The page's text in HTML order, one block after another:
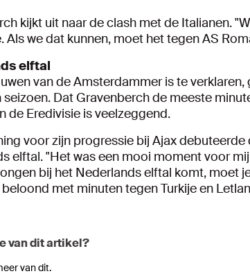
kijkt uit naar de clash met de Italianen.
Als we dat kunnen, moet het tegen AS
elftal
van de Amsterdammer is te
Dat Gravenberch de meeste
de Eredivisie is veelzeggend.
voor zijn progressie bij Ajax
elftal. "Het was een mooi moment voor
bij het Nederlands elftal komt, moet
met minuten tegen Turkije en
van dit artikel?
van dit.